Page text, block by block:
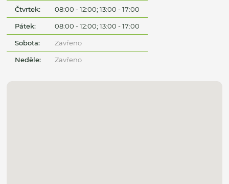
Čtvrtek: 08:00 - 12:00; 13:00 - 17:00
Pátek: 08:00 - 12:00; 13:00 - 17:00
Sobota: Zavřeno
Neděle: Zavřeno